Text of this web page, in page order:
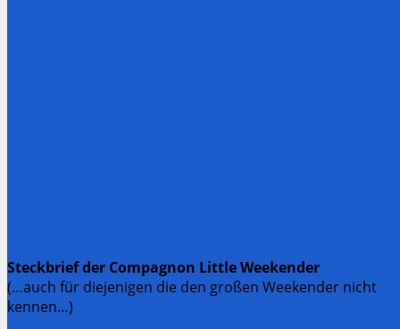
Steckbrief der Compagnon Little Weekender
(…auch für diejenigen die den großen Weekender nicht
kennen…)